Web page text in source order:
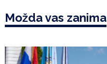
Možda vas zanima